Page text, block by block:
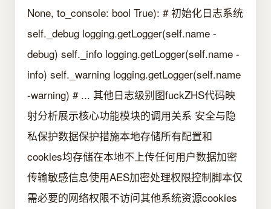
None, to_console: bool True): # 初始化日志系统
self._debug logging.getLogger(self.name -
debug) self._info logging.getLogger(self.name -
info) self._warning logging.getLogger(self.name
-warning) # ... 其他日志级别图fuckZHS代码映
射分析展示核心功能模块的调用关系 安全与隐
私保护数据保护措施本地存储所有配置和
cookies均存储在本地不上传任何用户数据加密
传输敏感信息使用AES加密处理权限控制脚本仅
需必要的网络权限不访问其他系统资源cookies